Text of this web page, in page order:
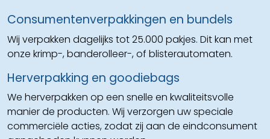
Consumentenverpakkingen en bundels
Wij verpakken dagelijks tot 25.000 pakjes. Dit kan met
onze krimp-, banderolleer-, of blisterautomaten.
Herverpakking en goodiebags
We herverpakken op een snelle en kwaliteitsvolle
manier de producten. Wij verzorgen uw speciale
commerciële acties, zodat zij aan de eindconsument